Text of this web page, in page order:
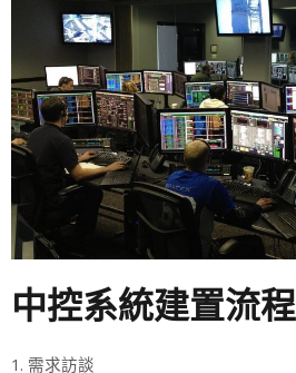
中控系統建置流程
1. 需求訪談